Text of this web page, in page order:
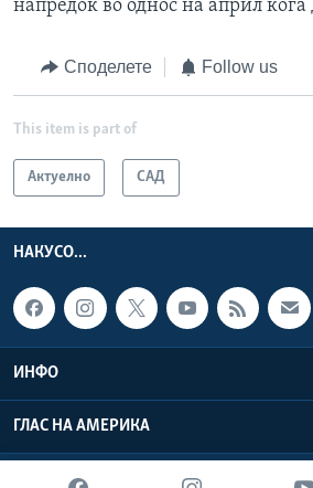
напредок во однос на април кога
Споделете Follow us
This item is part of
Актуелно САД
НАКУСО...
ИНФО
ГЛАС НА АМЕРИКА
Глас на Америка © 2026 VOA,